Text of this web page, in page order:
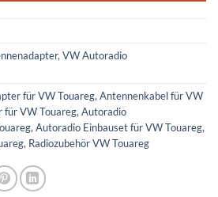
, VW Autoradio
für VW Touareg, Antennenkabel für VW
für VW Touareg, Autoradio
, Autoradio Einbauset für VW Touareg,
, Radiozubehör VW Touareg